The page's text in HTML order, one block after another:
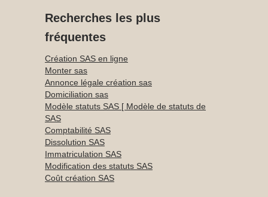
Recherches les plus
fréquentes
Création SAS en ligne
Monter sas
Annonce légale création sas
Domiciliation sas
Modèle statuts SAS [ Modèle de statuts de
SAS
Comptabilité SAS
Dissolution SAS
Immatriculation SAS
Modification des statuts SAS
Coût création SAS